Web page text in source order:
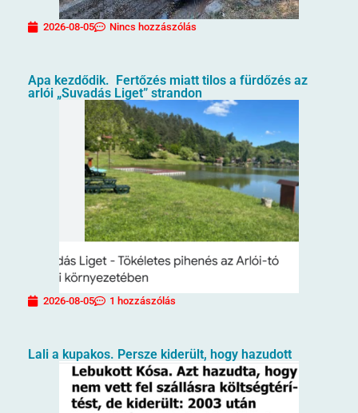
2026-08-05 Nincs hozzászólás
Apa kezdődik. Fertőzés miatt tilos a fürdőzés az
arlói „Suvadás Liget” strandon
2026-08-05 1 hozzászólás
Lali a kupakos. Persze kiderült, hogy hazudott